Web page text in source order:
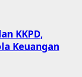
KKPD,
Keuangan